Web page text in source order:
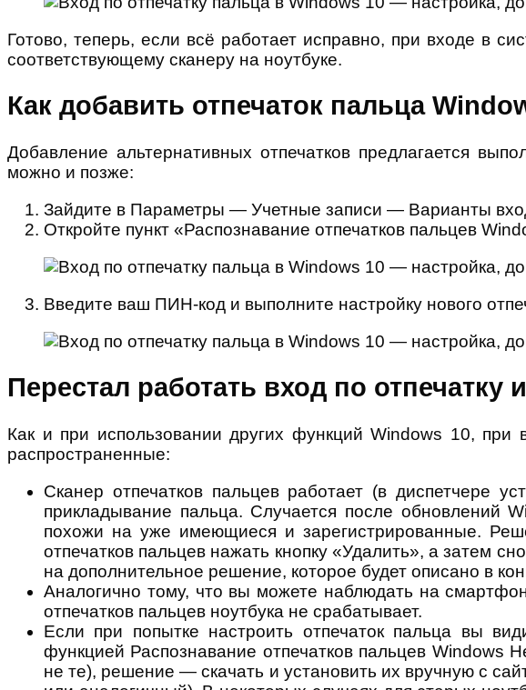
Готово, теперь, если всё работает исправно, при входе в
соответствующему сканеру на ноутбуке.
Как добавить отпечаток пальца
Добавление альтернативных отпечатков предлагается
можно и позже:
Зайдите в Параметры — Учетные записи — Варианты
Откройте пункт «Распознавание отпечатков пальцев
Введите ваш ПИН-код и выполните настройку нового
Перестал работать вход по отпечатку
Как и при использовании других функций Windows 10, при
распространенные:
Сканер отпечатков пальцев работает (в диспетчере
прикладывание пальца. Случается после обновлений
похожи на уже имеющиеся и зарегистрированные.
отпечатков пальцев нажать кнопку «Удалить», а затем
на дополнительное решение, которое будет описано в
Аналогично тому, что вы можете наблюдать на
отпечатков пальцев ноутбука не срабатывает.
Если при попытке настроить отпечаток пальца вы
функцией Распознавание отпечатков пальцев Windows
не те), решение — скачать и установить их вручную с